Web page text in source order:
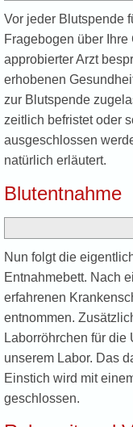
Vor jeder Blutspende
Fragebogen über
approbierter Arzt
erhobenen
zur Blutspende
zeitlich befristet oder
ausgeschlossen
natürlich erläutert.
Blutentnahme
Nun folgt die
Entnahmebett. Nach
erfahrenen
entnommen.
Laborröhrchen für die
unserem Labor. Das
Einstich wird mit
geschlossen.